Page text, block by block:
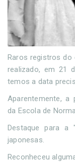
Raros registros do
realizado, em 21
temos a data
Aparentemente, a
da Escola de
Destaque para a
japonesas.
Reconheceu